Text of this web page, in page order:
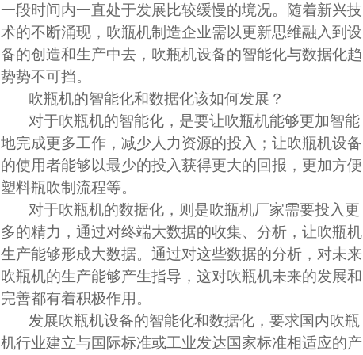
一段时间内一直处于发展比较缓慢的境况。随着新兴技
术的不断涌现，吹瓶机制造企业需以更新思维融入到设
备的创造和生产中去，吹瓶机设备的智能化与数据化趋
势势不可挡。
吹瓶机的智能化和数据化该如何发展？
对于吹瓶机的智能化，是要让吹瓶机能够更加智能
地完成更多工作，减少人力资源的投入；让吹瓶机设备
的使用者能够以最少的投入获得更大的回报，更加方便
塑料瓶吹制流程等。
对于吹瓶机的数据化，则是吹瓶机厂家需要投入更
多的精力，通过对终端大数据的收集、分析，让吹瓶机
生产能够形成大数据。通过对这些数据的分析，对未来
吹瓶机的生产能够产生指导，这对吹瓶机未来的发展和
完善都有着积极作用。
发展吹瓶机设备的智能化和数据化，要求国内吹瓶
机行业建立与国际标准或工业发达国家标准相适应的产